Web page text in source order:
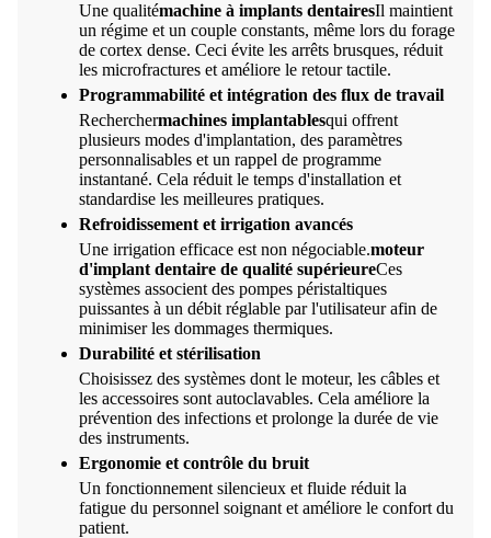
Une qualitémachine à implants dentairesIl maintient
un régime et un couple constants, même lors du forage
de cortex dense. Ceci évite les arrêts brusques, réduit
les microfractures et améliore le retour tactile.
Programmabilité et intégration des flux de travail
Recherchermachines implantablesqui offrent
plusieurs modes d'implantation, des paramètres
personnalisables et un rappel de programme
instantané. Cela réduit le temps d'installation et
standardise les meilleures pratiques.
Refroidissement et irrigation avancés
Une irrigation efficace est non négociable.moteur
d'implant dentaire de qualité supérieureCes
systèmes associent des pompes péristaltiques
puissantes à un débit réglable par l'utilisateur afin de
minimiser les dommages thermiques.
Durabilité et stérilisation
Choisissez des systèmes dont le moteur, les câbles et
les accessoires sont autoclavables. Cela améliore la
prévention des infections et prolonge la durée de vie
des instruments.
Ergonomie et contrôle du bruit
Un fonctionnement silencieux et fluide réduit la
fatigue du personnel soignant et améliore le confort du
patient.